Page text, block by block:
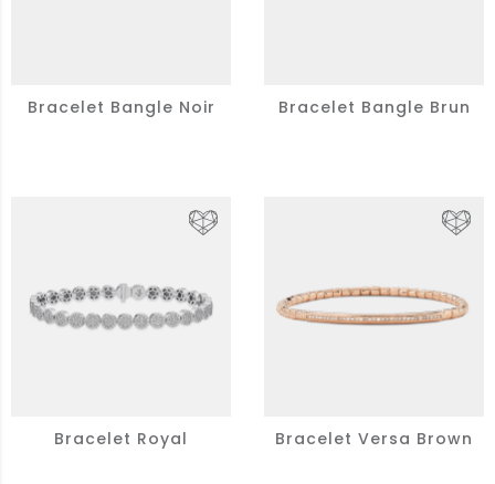
Bracelet Bangle Noir Bracelet Bangle Brun
Bracelet Royal Bracelet Versa Brown